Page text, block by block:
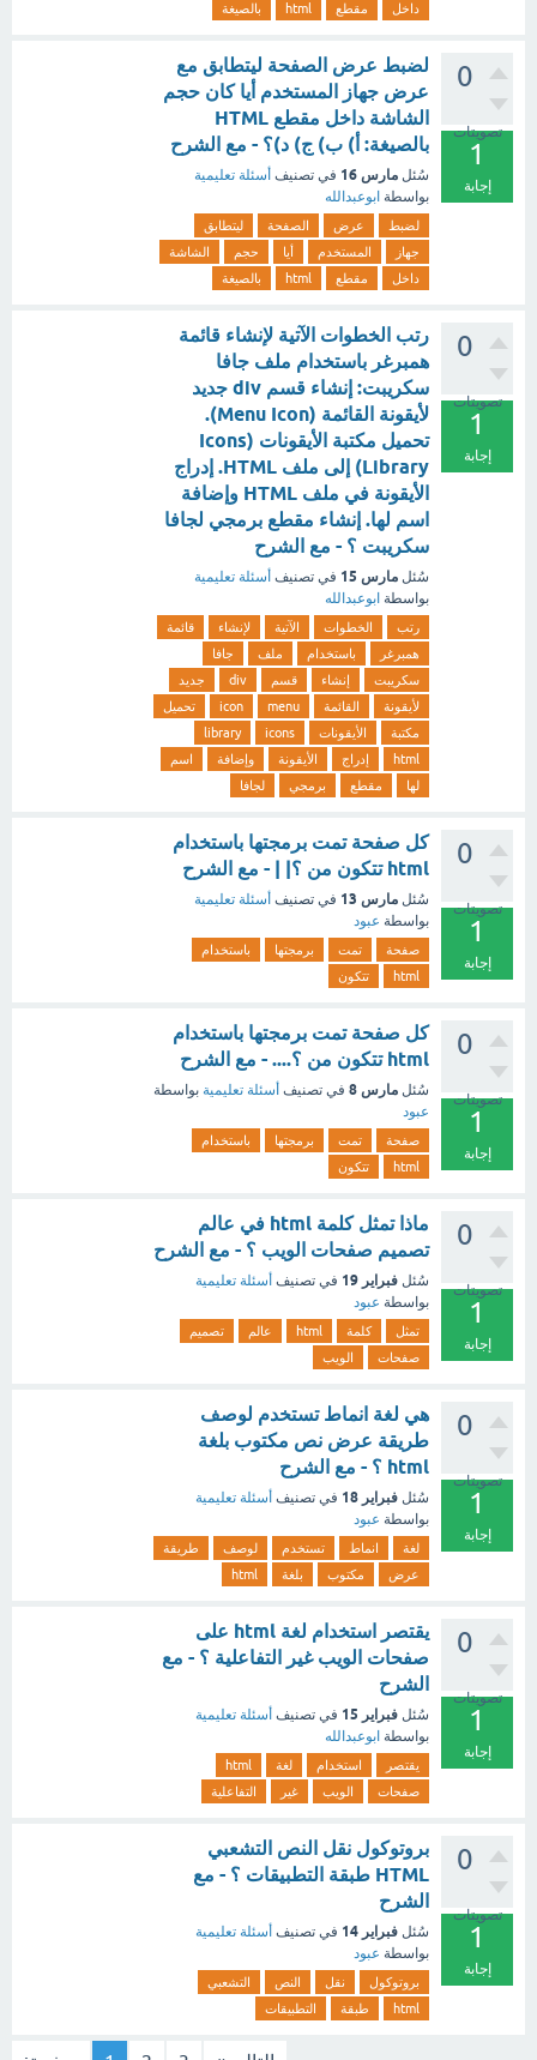
داخل
مقطع html بالصيغة
0
تصويتات
1
إجابة
لضبط عرض الصفحة ليتطابق مع
عرض جهاز المستخدم أيا كان حجم
الشاشة داخل مقطع HTML
بالصيغة: أ) ب) ج) د)؟ - مع الشرح
سُئل مارس 16 في تصنيف أسئلة تعليمية
بواسطة ابوعبدالله
لضبط عرض الصفحة
ليتطابق
جهاز
المستخدم أيا حجم
الشاشة
داخل
مقطع html بالصيغة
0
تصويتات
1
إجابة
رتب الخطوات الآتية لإنشاء قائمة
همبرغر باستخدام ملف جافا
سكريبت: إنشاء قسم div جديد
لأيقونة القائمة (Menu Icon).
تحميل مكتبة الأيقونات (Icons
Library) إلى ملف HTML. إدراج
الأيقونة في ملف HTML وإضافة
اسم لها. إنشاء مقطع برمجي لجافا
سكريبت ؟ - مع الشرح
سُئل مارس 15 في تصنيف أسئلة تعليمية
بواسطة ابوعبدالله
رتب الخطوات الآتية لإنشاء
قائمة
همبرغر
باستخدام ملف
جافا
سكريبت
إنشاء قسم div
جديد
لأيقونة
القائمة menu
icon
تحميل
مكتبة
الأيقونات icons
library
html
إدراج الأيقونة وإضافة
اسم
لها
مقطع برمجي لجافا
0
تصويتات
1
إجابة
كل صفحة تمت برمجتها باستخدام
html تتكون من ؟| | - مع الشرح
سُئل مارس 13 في تصنيف أسئلة تعليمية
بواسطة عبود
صفحة تمت برمجتها
باستخدام
html
تتكون
0
تصويتات
1
إجابة
كل صفحة تمت برمجتها باستخدام
html تتكون من ؟.... - مع الشرح
سُئل مارس 8 في تصنيف أسئلة تعليمية بواسطة
عبود
صفحة تمت برمجتها
باستخدام
html
تتكون
0
تصويتات
1
إجابة
ماذا تمثل كلمة html في عالم
تصميم صفحات الويب ؟ - مع الشرح
سُئل فبراير 19 في تصنيف أسئلة تعليمية
بواسطة عبود
تمثل كلمة html عالم
تصميم
صفحات
الويب
0
تصويتات
1
إجابة
هي لغة انماط تستخدم لوصف
طريقة عرض نص مكتوب بلغة
html ؟ - مع الشرح
سُئل فبراير 18 في تصنيف أسئلة تعليمية
بواسطة عبود
لغة انماط تستخدم لوصف
طريقة
عرض
مكتوب بلغة html
0
تصويتات
1
إجابة
يقتصر استخدام لغة html على
صفحات الويب غير التفاعلية ؟ - مع
الشرح
سُئل فبراير 15 في تصنيف أسئلة تعليمية
بواسطة ابوعبدالله
يقتصر استخدام لغة
html
صفحات
الويب غير التفاعلية
0
تصويتات
1
إجابة
بروتوكول نقل النص التشعبي
HTML طبقة التطبيقات ؟ - مع
الشرح
سُئل فبراير 14 في تصنيف أسئلة تعليمية
بواسطة عبود
بروتوكول نقل النص
التشعبي
html
طبقة التطبيقات